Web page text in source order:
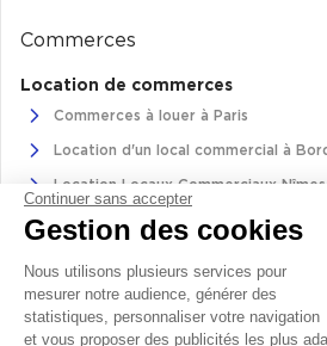
Commerces
Location de commerces
Commerces à louer à Paris
Location d'un local commercial à
Location Locaux Commerciaux Nîmes
Location local commercial à Toulouse
Entrepôts / Activités
Entrepôts / Activité
Continuer sans accepter
Gestion des cookies
Nous utilisons plusieurs services pour
mesurer notre audience, générer des
statistiques, personnaliser votre navigation
et vous proposer des publicités les plus